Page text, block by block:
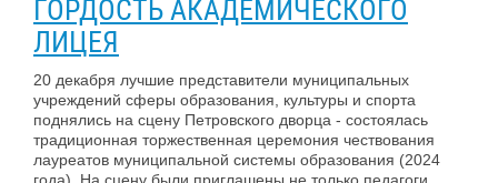
ГОРДОСТЬ АКАДЕМИЧЕСКОГО
ЛИЦЕЯ
20 декабря лучшие представители муниципальных
учреждений сферы образования, культуры и спорта
поднялись на сцену Петровского дворца - состоялась
традиционная торжественная церемония чествования
лауреатов муниципальной системы образования (2024
года). На сцену были приглашены не только педагоги,